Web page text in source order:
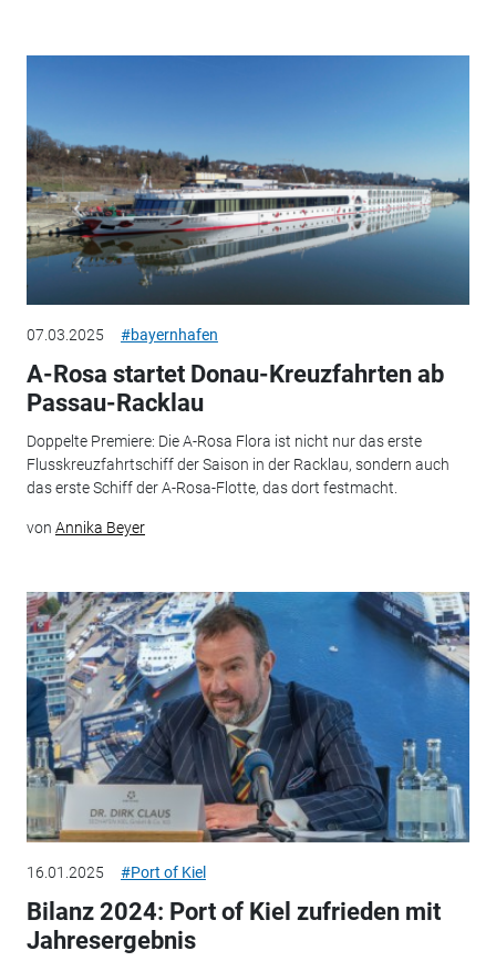
07.03.2025 #bayernhafen
A-Rosa startet Donau-Kreuzfahrten ab
Passau-Racklau
Doppelte Premiere: Die A-Rosa Flora ist nicht nur das erste
Flusskreuzfahrtschiff der Saison in der Racklau, sondern auch
das erste Schiff der A-Rosa-Flotte, das dort festmacht.
von Annika Beyer
16.01.2025 #Port of Kiel
Bilanz 2024: Port of Kiel zufrieden mit
Jahresergebnis